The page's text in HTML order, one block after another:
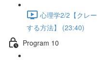
心理学2/2【クレ
する方法】 (23:40)
Program 10